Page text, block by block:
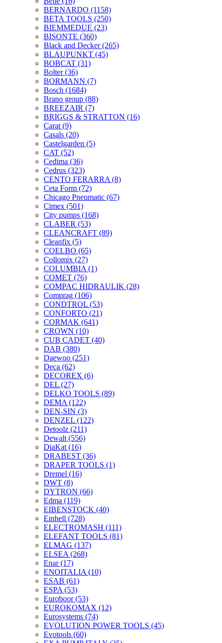
BERNARDO (1158)
BETA TOOLS (250)
BIEMMEDUE (23)
BISONTE (360)
Black and Decker(265)
BLAUPUNKT (45)
BOBCAT (31)
Bolter(36)
BORMANN (7)
Bosch (1684)
Brano group (88)
BREEZAIR (7)
BRIGGS & STRATTON (16)
Carat (9)
Casals (20)
Castelgarden (5)
CAT (52)
Cedima (36)
Cedrus (323)
CENTO FERARRA (8)
Ceta Form (72)
Chicago Pneumatic (67)
Cimex (501)
City pumps (168)
CLABER (53)
CLEANCRAFT (89)
Cleanfix (5)
COELBO (65)
Collomix (27)
COLUMBIA (1)
COMET (76)
COMPAC HIDRAULIK (28)
Comprag (106)
CONDTROL (53)
CONFORTO (21)
CORMAK (641)
CROWN (10)
CUB CADET (40)
DAB (380)
Daewoo (251)
Deca (62)
DECOREX (6)
DEL (27)
DELKO TOOLS (89)
DEMA (122)
DEN-SIN (3)
DENZEL (122)
Detoolz (211)
Dewalt (556)
DiaKat (16)
DRABEST (36)
DRAPER TOOLS (1)
Dremel (16)
DWT (8)
DYTRON (66)
Edma (119)
EIBENSTOCK (40)
Einhell (728)
ELECTROMASH (111)
ELEFANT TOOLS (81)
ELMAG (137)
ELSEA (268)
Enar(17)
ENOITALIA (10)
ESAB (61)
ESPA (53)
Euroboor(53)
EUROKOMAX (12)
Eurosystems (74)
EVOLUTION POWER TOOLS (45)
Evotools (60)